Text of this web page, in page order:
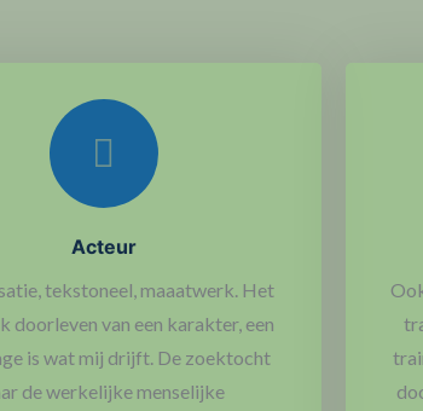
Acteur
tekstoneel, maaatwerk. Het
doorleven van een karakter, een
is wat mij drijft. De zoektocht
de werkelijke menselijke